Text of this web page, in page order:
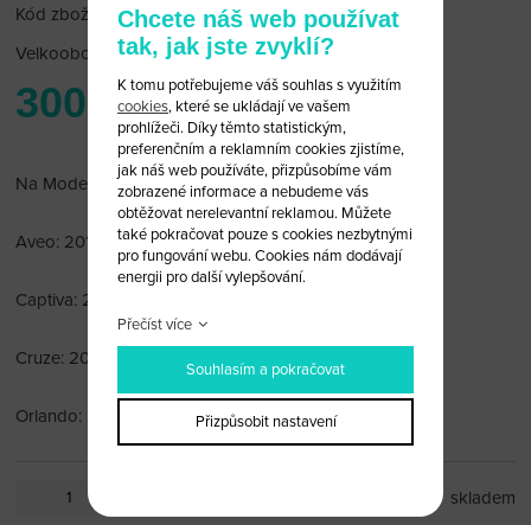
Kód zboží: Daewoo 46
Velkoobchodní cena:po přihlášení
300 Kč
Na Modely:
Aveo: 2011 a výše
Captiva: 2006 a výše
Cruze: 2009 a výše
Orlando: 2011 a výše
skladem
Chcete náš web používat
tak, jak jste zvyklí?
K tomu potřebujeme váš souhlas s využitím
cookies, které se ukládají ve vašem
prohlížeči. Díky těmto statistickým,
preferenčním a reklamním cookies zjistíme,
jak náš web používáte, přizpůsobíme vám
zobrazené informace a nebudeme vás
obtěžovat nerelevantní reklamou. Můžete
také pokračovat pouze s cookies nezbytnými
pro fungování webu. Cookies nám dodávají
energii pro další vylepšování.
Přečíst více
Souhlasím a pokračovat
Přizpůsobit nastavení